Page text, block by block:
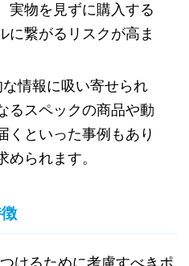
実物を見ずに購入する
に繋がるリスクが高ま
情報に吸い寄せられ
るスペックの商品や動
くといった事例もあり
められます。